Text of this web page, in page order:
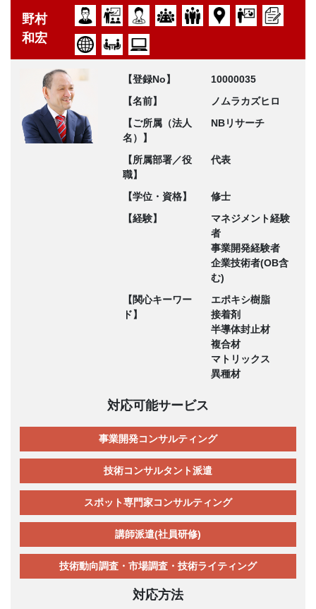
野村
和宏
【登録No】
10000035
【名前】
ノムラカズヒロ
【ご所属（法人
名）】
NBリサーチ
【所属部署／役
職】
代表
【学位・資格】
修士
【経験】
マネジメント経験
者
事業開発経験者
企業技術者(OB含
む)
【関心キーワー
ド】
エポキシ樹脂
接着剤
半導体封止材
複合材
マトリックス
異種材
対応可能サービス
事業開発コンサルティング
技術コンサルタント派遣
スポット専門家コンサルティング
講師派遣(社員研修)
技術動向調査・市場調査・技術ライティング
対応方法